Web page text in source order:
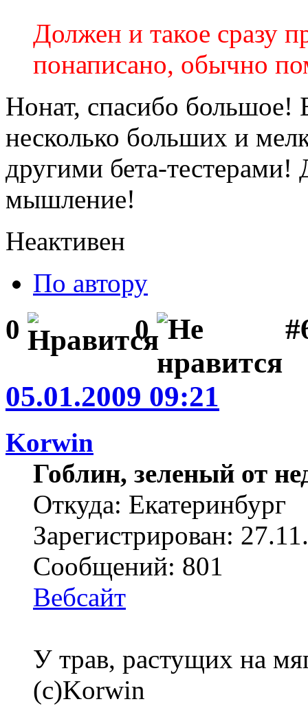
Должен и такое сразу
понаписано, обычно
Нонат, спасибо большое!
несколько больших и
другими бета-тестерами!
мышление!
Неактивен
По автору
0 0
05.01.2009 09:21
Korwin
Гоблин, зеленый от
Откуда: Екатеринбург
Зарегистрирован:
Сообщений: 801
Вебсайт
У трав, растущих на
(с)Korwin